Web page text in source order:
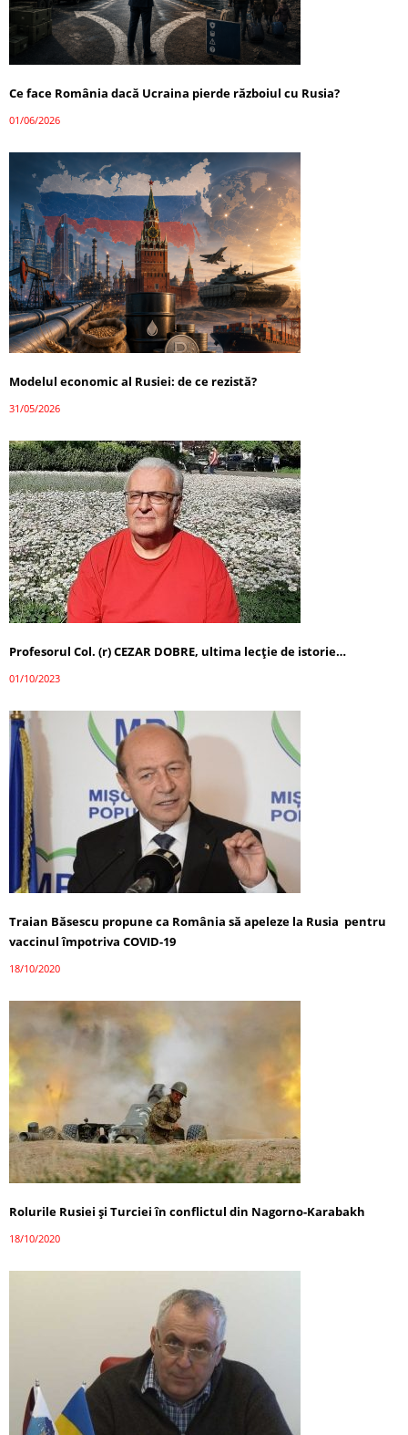
Ce face România dacă Ucraina pierde războiul cu Rusia?
01/06/2026
Modelul economic al Rusiei: de ce rezistă?
31/05/2026
Profesorul Col. (r) CEZAR DOBRE, ultima lecţie de istorie…
01/10/2023
Traian Băsescu propune ca România să apeleze la Rusia pentru
vaccinul împotriva COVID-19
18/10/2020
Rolurile Rusiei și Turciei în conflictul din Nagorno-Karabakh
18/10/2020